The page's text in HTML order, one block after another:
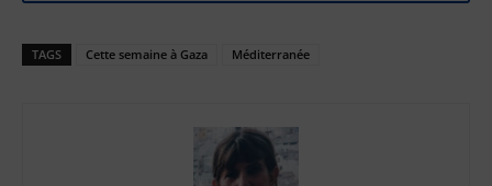
TAGS Cette semaine à Gaza Méditerranée